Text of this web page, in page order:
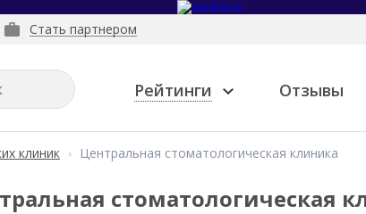
Стать партнером
Рейтинги Отзывы
клиник Центральная стоматологическая клиника
стоматологическая